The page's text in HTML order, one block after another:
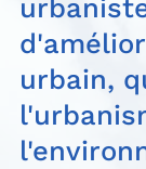
urbain,